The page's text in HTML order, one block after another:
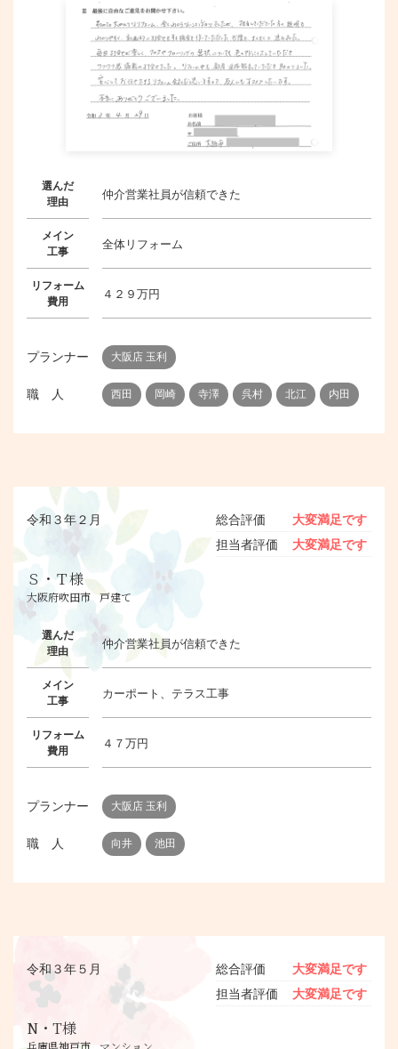
選んだ
理由
仲介営業社員が信頼できた
メイン
工事
全体リフォーム
リフォーム
費用
４２９万円
プランナー 大阪店 玉利
職 人 西田 岡崎 寺澤 呉村 北江 内田
令和３年２月
Ｓ・Ｔ様
大阪府吹田市 戸建て
総合評価
大変満足です
担当者評価
大変満足です
選んだ
理由
仲介営業社員が信頼できた
メイン
工事
カーポート、テラス工事
リフォーム
費用
４７万円
プランナー 大阪店 玉利
職 人 向井 池田
令和３年５月
N・T様
兵庫県神戸市 マンション
総合評価
大変満足です
担当者評価
大変満足です